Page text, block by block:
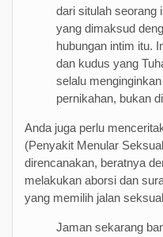
dari situlah seorang
yang dimaksud
hubungan intim itu.
dan kudus yang
selalu
pernikahan, bukan
Anda juga perlu
(Penyakit Menular
direncanakan, beratnya
melakukan aborsi dan
yang memilih jalan
Jaman sekarang